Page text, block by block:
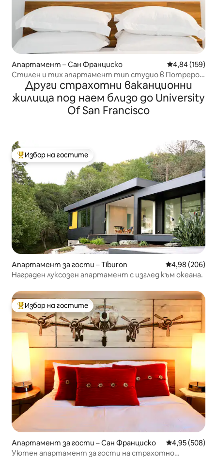
Апартамент – Сан Франциско Средна
4,84 (159)
Стилен и тих апартамент тип студио в Потреро
Други страхотни ваканционни
жилища под наем близо до University
Of San Francisco
Най-популярен избор на гостите
Избор на гостите
Апартамент за гости – Tiburon Средна
4,98 (206)
Награден луксозен апартамент с изглед към океана.
Най-популярен избор на гостите
Избор на гостите
Апартамент за гости – Сан Франциско Средна
4,95 (508)
Уютен апартамент за гости на страхотно